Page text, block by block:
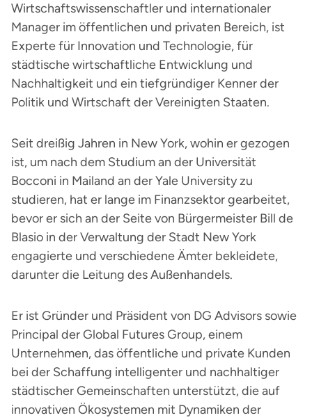
Wirtschaftswissenschaftler und internationaler
Manager im öffentlichen und privaten Bereich, ist
Experte für Innovation und Technologie, für
städtische wirtschaftliche Entwicklung und
Nachhaltigkeit und ein tiefgründiger Kenner der
Politik und Wirtschaft der Vereinigten Staaten.
Seit dreißig Jahren in New York, wohin er gezogen
ist, um nach dem Studium an der Universität
Bocconi in Mailand an der Yale University zu
studieren, hat er lange im Finanzsektor gearbeitet,
bevor er sich an der Seite von Bürgermeister Bill de
Blasio in der Verwaltung der Stadt New York
engagierte und verschiedene Ämter bekleidete,
darunter die Leitung des Außenhandels.
Er ist Gründer und Präsident von DG Advisors sowie
Principal der Global Futures Group, einem
Unternehmen, das öffentliche und private Kunden
bei der Schaffung intelligenter und nachhaltiger
städtischer Gemeinschaften unterstützt, die auf
innovativen Ökosystemen mit Dynamiken der